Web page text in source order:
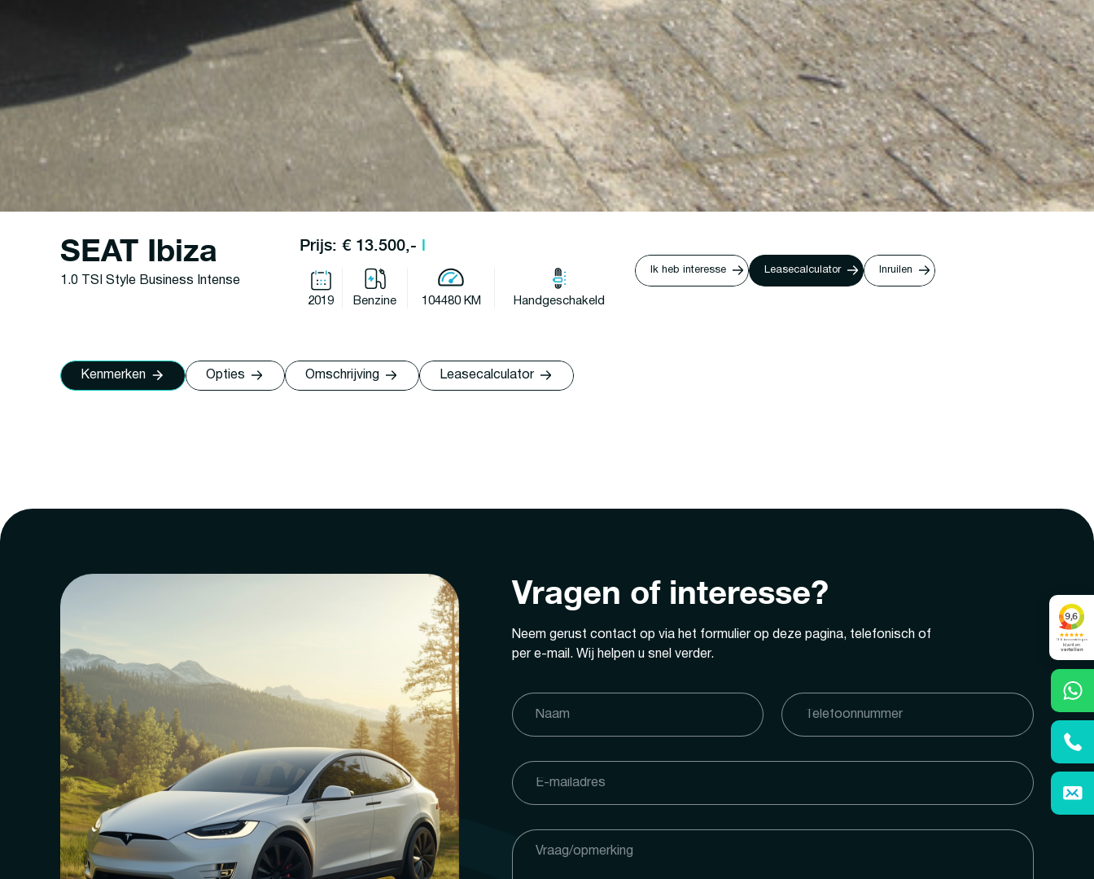
SEAT Ibiza
1.0 TSI Style Business Intense
Prijs: € 13.500,- l
2019 Benzine 104480 KM Handgeschakeld
Ik heb interesse Leasecalculator Inruilen
Kenmerken Opties Omschrijving Leasecalculator
Vragen of interesse?
Neem gerust contact op via het formulier op deze pagina, telefonisch of
per e-mail. Wij helpen u snel verder.